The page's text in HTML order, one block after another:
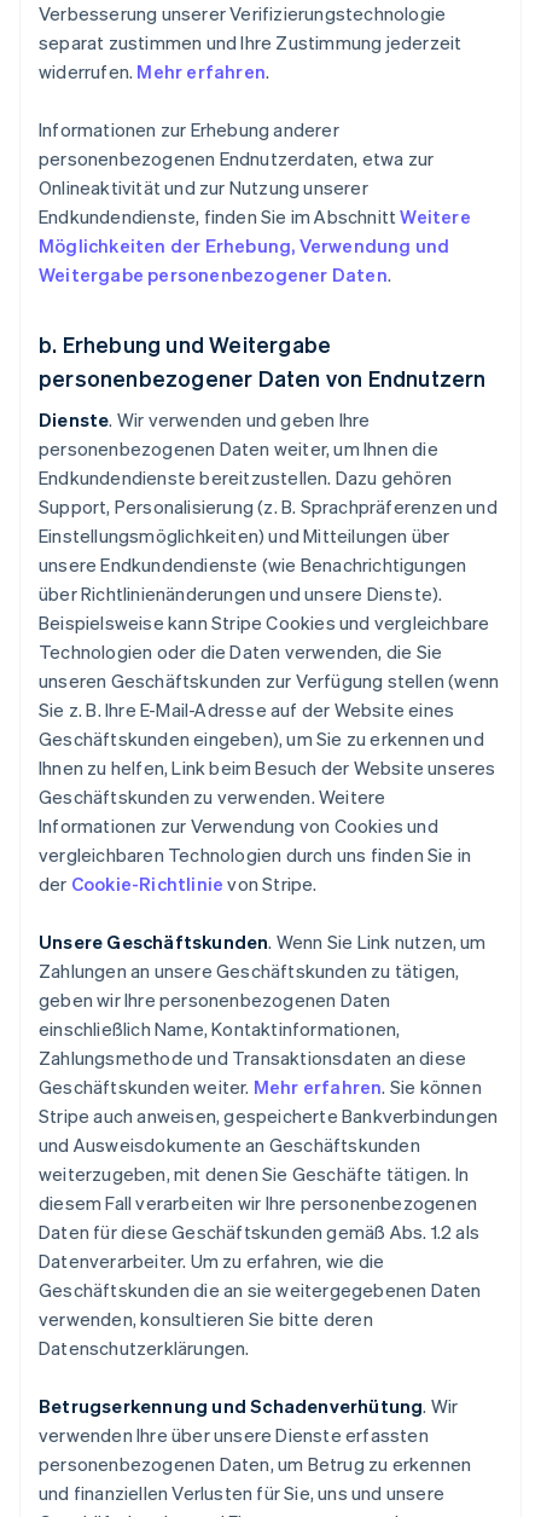
Verbesserung unserer Verifizierungstechnologie
separat zustimmen und Ihre Zustimmung jederzeit
widerrufen. Mehr erfahren.
Informationen zur Erhebung anderer
personenbezogenen Endnutzerdaten, etwa zur
Onlineaktivität und zur Nutzung unserer
Endkundendienste, finden Sie im AbschnittWeitere
Möglichkeiten der Erhebung, Verwendung und
Weitergabe personenbezogener Daten.
b. Erhebung und Weitergabe
personenbezogener Daten von Endnutzern
Dienste. Wir verwenden und geben Ihre
personenbezogenen Daten weiter, um Ihnen die
Endkundendienste bereitzustellen. Dazu gehören
Support, Personalisierung (z. B. Sprachpräferenzen und
Einstellungsmöglichkeiten) und Mitteilungen über
unsere Endkundendienste (wie Benachrichtigungen
über Richtlinienänderungen und unsere Dienste).
Beispielsweise kann Stripe Cookies und vergleichbare
Technologien oder die Daten verwenden, die Sie
unseren Geschäftskunden zur Verfügung stellen (wenn
Sie z. B. Ihre E-Mail-Adresse auf der Website eines
Geschäftskunden eingeben), um Sie zu erkennen und
Ihnen zu helfen, Link beim Besuch der Website unseres
Geschäftskunden zu verwenden. Weitere
Informationen zur Verwendung von Cookies und
vergleichbaren Technologien durch uns finden Sie in
der Cookie-Richtlinie von Stripe.
Unsere Geschäftskunden. Wenn Sie Link nutzen, um
Zahlungen an unsere Geschäftskunden zu tätigen,
geben wir Ihre personenbezogenen Daten
einschließlich Name, Kontaktinformationen,
Zahlungsmethode und Transaktionsdaten an diese
Geschäftskunden weiter. Mehr erfahren. Sie können
Stripe auch anweisen, gespeicherte Bankverbindungen
und Ausweisdokumente an Geschäftskunden
weiterzugeben, mit denen Sie Geschäfte tätigen. In
diesem Fall verarbeiten wir Ihre personenbezogenen
Daten für diese Geschäftskunden gemäß Abs. 1.2 als
Datenverarbeiter. Um zu erfahren, wie die
Geschäftskunden die an sie weitergegebenen Daten
verwenden, konsultieren Sie bitte deren
Datenschutzerklärungen.
Betrugserkennung und Schadenverhütung. Wir
verwenden Ihre über unsere Dienste erfassten
personenbezogenen Daten, um Betrug zu erkennen
und finanziellen Verlusten für Sie, uns und unsere